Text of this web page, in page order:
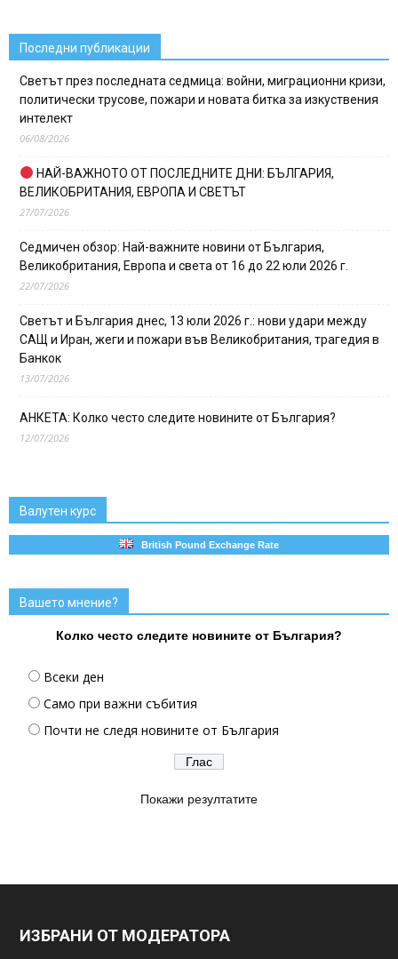
Последни публикации
Светът през последната седмица: войни, миграционни кризи,
политически трусове, пожари и новата битка за изкуствения
интелект
06/08/2026
НАЙ-ВАЖНОТО ОТ ПОСЛЕДНИТЕ ДНИ: БЪЛГАРИЯ,
ВЕЛИКОБРИТАНИЯ, ЕВРОПА И СВЕТЪТ
27/07/2026
Седмичен обзор: Най-важните новини от България,
Великобритания, Европа и света от 16 до 22 юли 2026 г.
22/07/2026
Светът и България днес, 13 юли 2026 г.: нови удари между
САЩ и Иран, жеги и пожари във Великобритания, трагедия в
Банкок
13/07/2026
АНКЕТА: Колко често следите новините от България?
12/07/2026
Валутен курс
British Pound Exchange Rate
Вашето мнение?
Колко често следите новините от България?
Всеки ден
Само при важни събития
Почти не следя новините от България
Покажи резултатите
ИЗБРАНИ ОТ МОДЕРАТОРА